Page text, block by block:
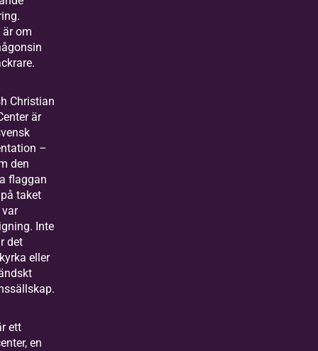
är om
Christian
är
–
den
flaggan
taket
Inte
det
eller
ett
en